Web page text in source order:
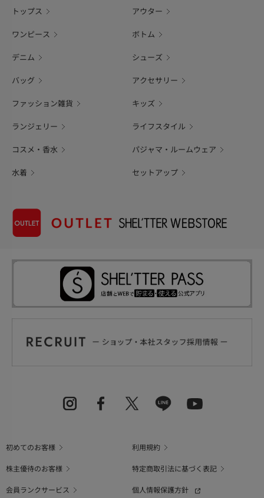
トップス アウター
ワンピース ボトム
デニム シューズ
バッグ アクセサリー
ファッション雑貨 キッズ
ランジェリー ライフスタイル
コスメ・香水 パジャマ・ルームウェア
水着 セットアップ
初めてのお客様
利用規約
株主優待のお客様
特定商取引法に基づく表記
会員ランクサービス
個人情報保護方針